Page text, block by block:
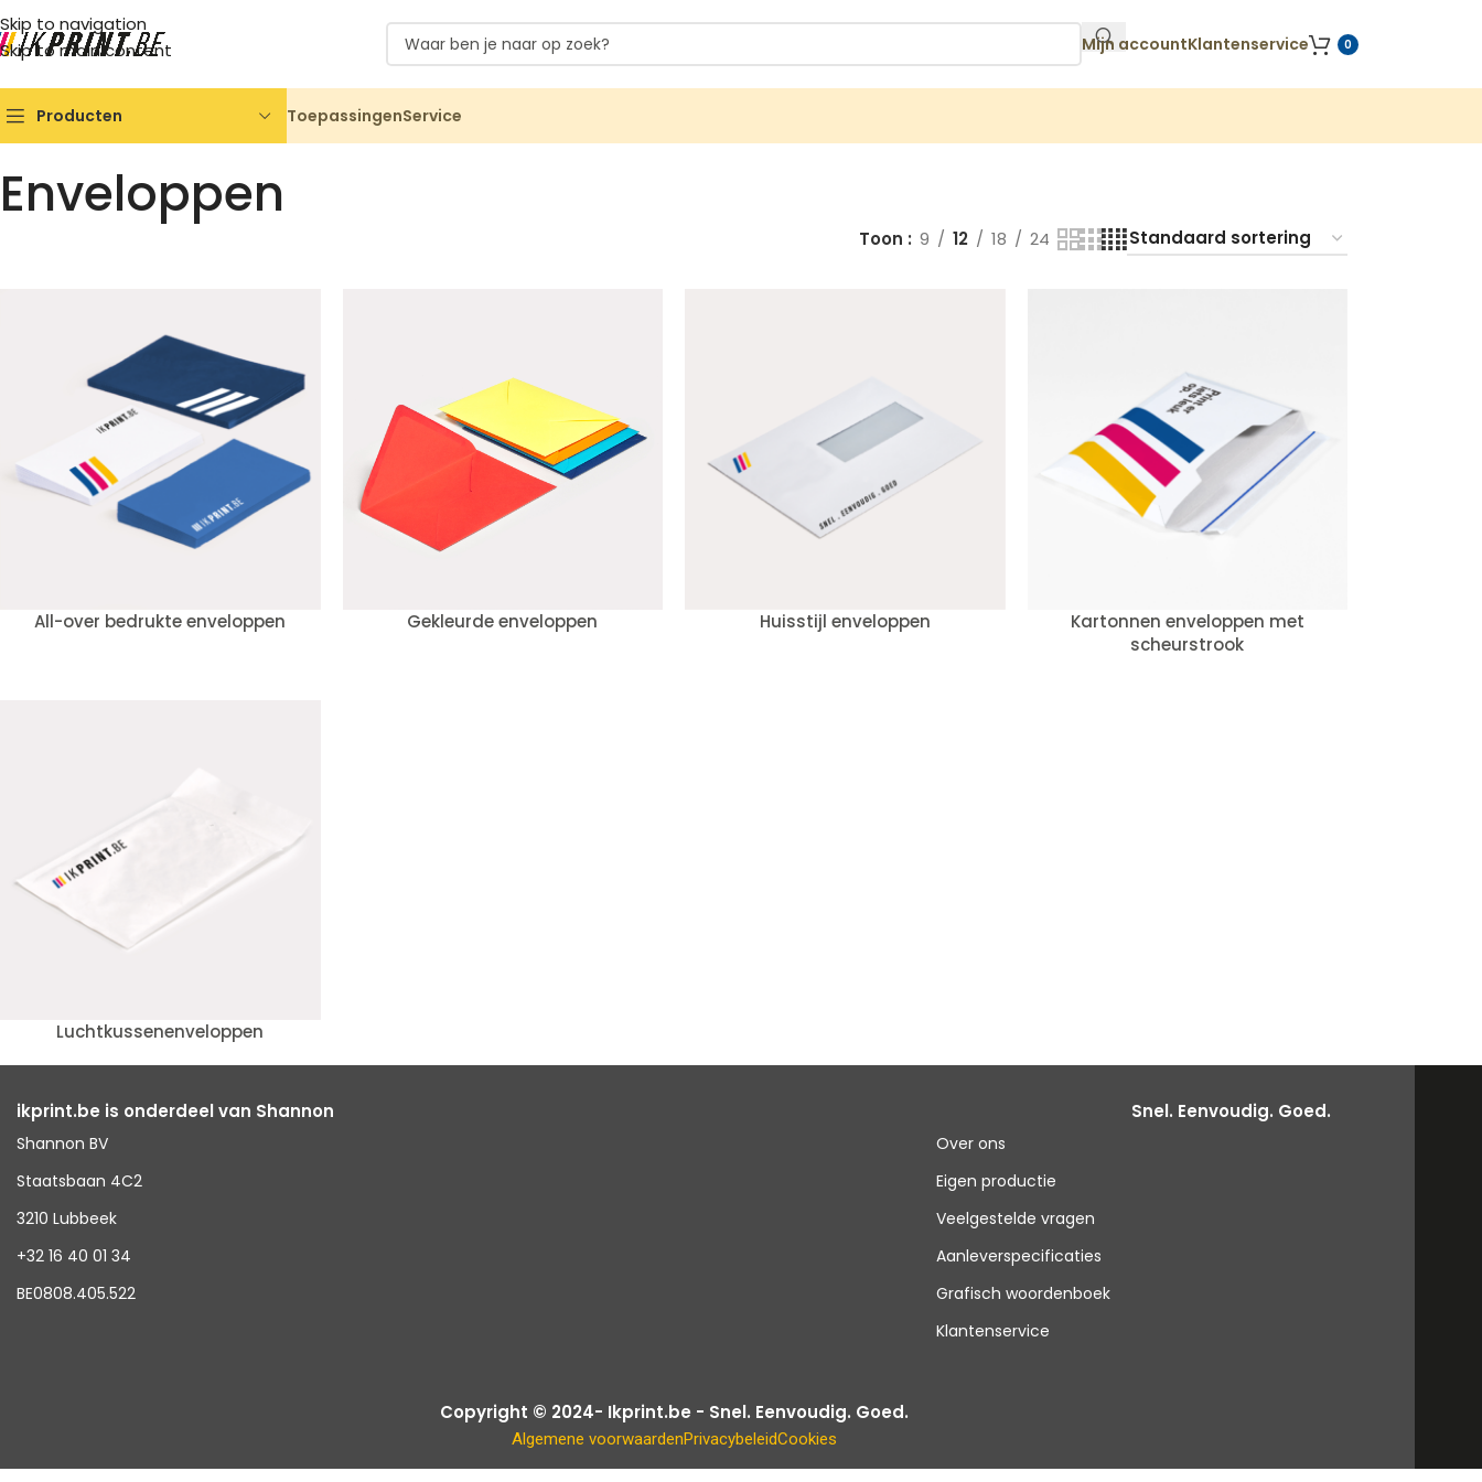
Skip to navigation
Skip to main content
Mijn accountKlantenservice 0
Producten ToepassingenService
Enveloppen
Toon 9 12 18 24
All-over bedrukte enveloppen Gekleurde enveloppen Huisstijl enveloppen
Kartonnen enveloppen met
scheurstrook
Luchtkussenenveloppen
ikprint.be is onderdeel van Shannon
Shannon BV
Staatsbaan 4C2
3210 Lubbeek
+32 16 40 01 34
BE0808.405.522
Snel. Eenvoudig. Goed.
Over ons
Eigen productie
Veelgestelde vragen
Aanleverspecificaties
Grafisch woordenboek
Klantenservice
Copyright © 2024- Ikprint.be - Snel. Eenvoudig. Goed.
Algemene voorwaardenPrivacybeleidCookies